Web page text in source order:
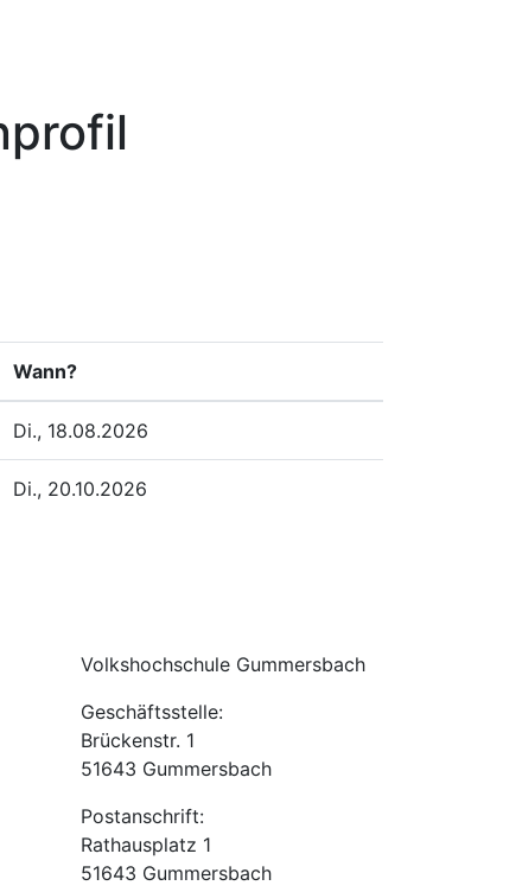
Wann?
Di., 18.08.2026
Di., 20.10.2026
Volkshochschule Gummersbach
Geschäftsstelle:
Brückenstr. 1
51643 Gummersbach
Postanschrift:
Rathausplatz 1
51643 Gummersbach